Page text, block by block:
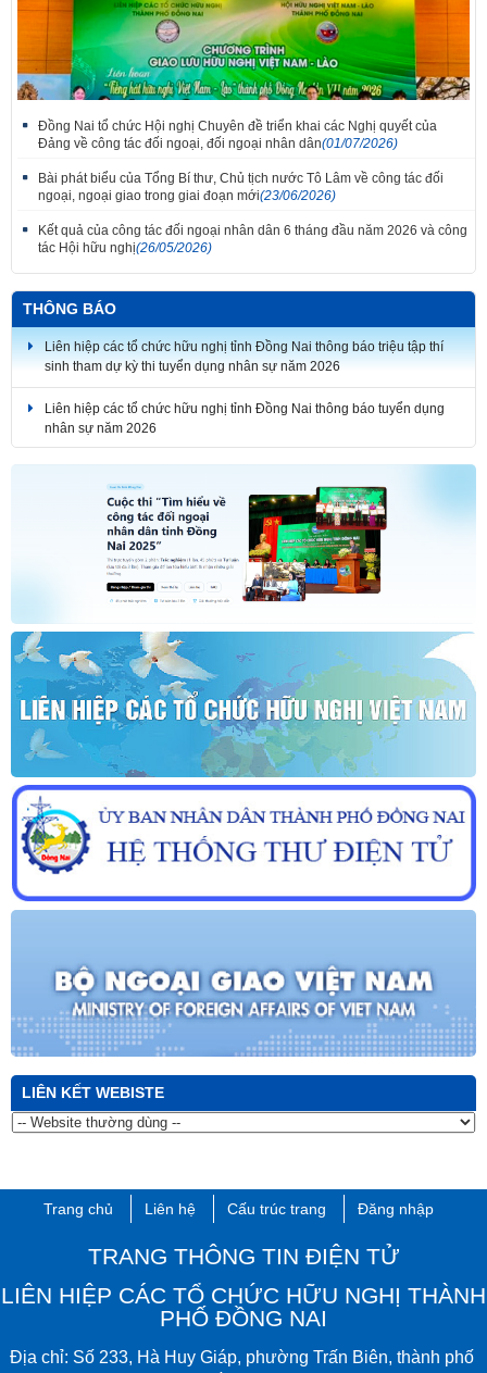
Đồng Nai tổ chức Hội nghị Chuyên đề triển khai các Nghị quyết của
Đảng về công tác đối ngoại, đối ngoại nhân dân(01/07/2026)
Bài phát biểu của Tổng Bí thư, Chủ tịch nước Tô Lâm về công tác đối
ngoại, ngoại giao trong giai đoạn mới(23/06/2026)
Kết quả của công tác đối ngoại nhân dân 6 tháng đầu năm 2026 và công
tác Hội hữu nghị(26/05/2026)
THÔNG BÁO
Liên hiệp các tổ chức hữu nghị tỉnh Đồng Nai thông báo triệu tập thí
sinh tham dự kỳ thi tuyển dụng nhân sự năm 2026
Liên hiệp các tổ chức hữu nghị tỉnh Đồng Nai thông báo tuyển dụng
nhân sự năm 2026
THÔNG BÁO KẾT QUẢ KỲ THI TUYỂN DỤNG NHÂN SỰ NĂM 2026
LIÊN KẾT WEBISTE
Trang chủ Liên hệ Cấu trúc trang Đăng nhập
TRANG THÔNG TIN ĐIỆN TỬ
LIÊN HIỆP CÁC TỔ CHỨC HỮU NGHỊ THÀNH
PHỐ ĐỒNG NAI
Địa chỉ: Số 233, Hà Huy Giáp, phường Trấn Biên​, thành phố ​